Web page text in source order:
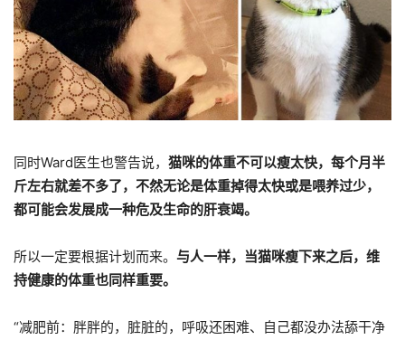
同时Ward医生也警告说， 猫咪的体重不可以瘦太快，每个月半
斤左右就差不多了，不然无论是体重掉得太快或是喂养过少，
都可能会发展成一种危及生命的肝衰竭。
所以一定要根据计划而来。 与人一样，当猫咪瘦下来之后，维
持健康的体重也同样重要。
“减肥前：胖胖的，脏脏的，呼吸还困难、自己都没办法舔干净